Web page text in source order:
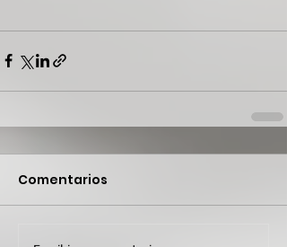
Comentarios